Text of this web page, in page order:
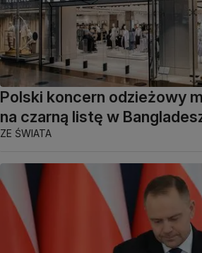
Polski koncern odzieżowy
na czarną listę w
ZE ŚWIATA